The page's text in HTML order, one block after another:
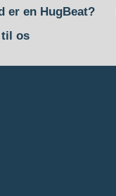
er en HugBeat?
os